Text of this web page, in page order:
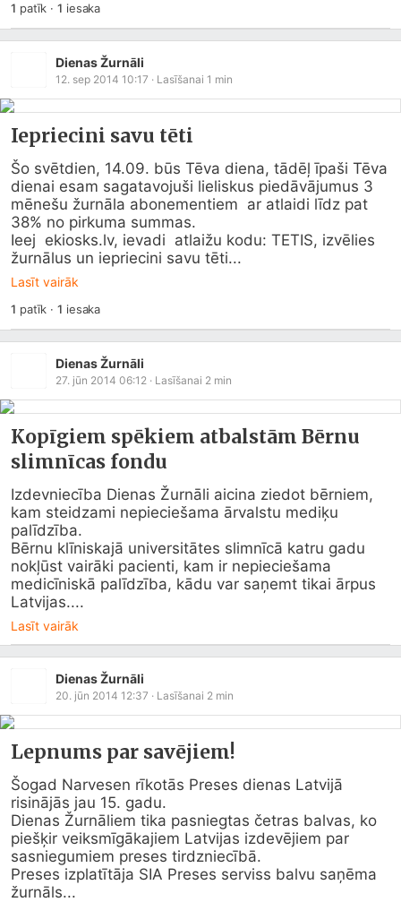
1 patīk ·1 iesaka
Dienas Žurnāli
12. sep 2014 10:17 · Lasīšanai 1 min
Iepriecini savu tēti
Šo svētdien, 14.09. būs Tēva diena, tādēļ īpaši Tēva
dienai esam sagatavojuši lieliskus piedāvājumus 3
mēnešu žurnāla abonementiem  ar atlaidi līdz pat
38% no pirkuma summas.
Ieej ekiosks.lv, ievadi  atlaižu kodu: TETIS, izvēlies
žurnālus un iepriecini savu tēti...
Lasīt vairāk
1 patīk ·1 iesaka
Dienas Žurnāli
27. jūn 2014 06:12 · Lasīšanai 2 min
Kopīgiem spēkiem atbalstām Bērnu
slimnīcas fondu
Izdevniecība Dienas Žurnāli aicina ziedot bērniem,
kam steidzami nepieciešama ārvalstu mediķu
palīdzība.
Bērnu klīniskajā universitātes slimnīcā katru gadu
nokļūst vairāki pacienti, kam ir nepieciešama
medicīniskā palīdzība, kādu var saņemt tikai ārpus
Latvijas....
Lasīt vairāk
Dienas Žurnāli
20. jūn 2014 12:37 · Lasīšanai 2 min
Lepnums par savējiem!
Šogad Narvesen rīkotās Preses dienas Latvijā
risinājās jau 15. gadu.
Dienas Žurnāliem tika pasniegtas četras balvas, ko
piešķir veiksmīgākajiem Latvijas izdevējiem par
sasniegumiem preses tirdzniecībā.
Preses izplatītāja SIA Preses serviss balvu saņēma
žurnāls...